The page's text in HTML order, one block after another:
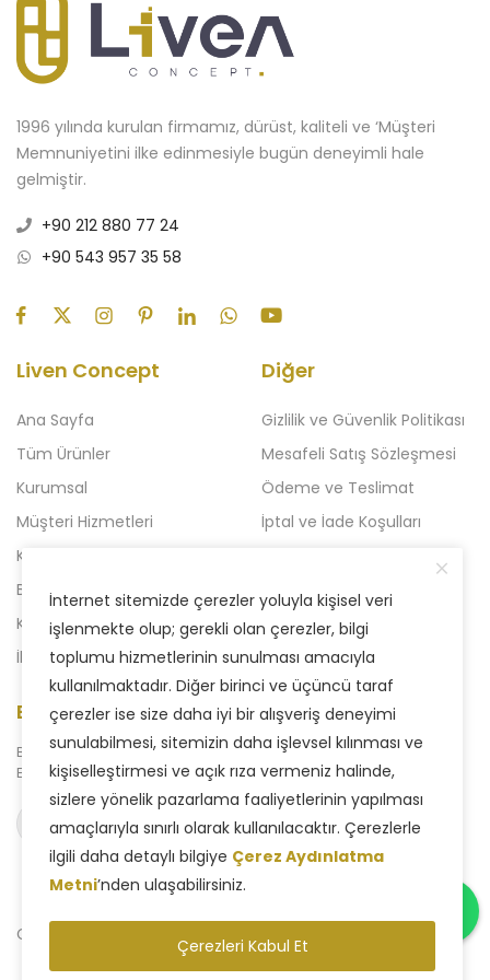
1996 yılında kurulan firmamız, dürüst, kaliteli ve ‘Müşteri
Memnuniyetini ilke edinmesiyle bugün deneyimli hale
gelmiştir.
+90 212 880 77 24
+90 543 957 35 58
Liven Concept
Ana Sayfa
Tüm Ürünler
Kurumsal
Müşteri Hizmetleri
Kampanyalı Ürünler
Blog
Kataloglar
İletişim
Diğer
Gizlilik ve Güvenlik Politikası
Mesafeli Satış Sözleşmesi
Ödeme ve Teslimat
İptal ve İade Koşulları
Liven 2'li Kampanyalar
Yeni Kampanya
E-Bülten Aboneliği
Bizden haberdar olmak için
E-Bülten sistemimize abone olabilirsiniz.
Abone ol
Copyright © 2025 Liven Concept - Tüm Hakları Saklıdır.
İnternet sitemizde çerezler yoluyla kişisel veri
işlenmekte olup; gerekli olan çerezler, bilgi
toplumu hizmetlerinin sunulması amacıyla
kullanılmaktadır. Diğer birinci ve üçüncü taraf
çerezler ise size daha iyi bir alışveriş deneyimi
sunulabilmesi, sitemizin daha işlevsel kılınması ve
kişiselleştirmesi ve açık rıza vermeniz halinde,
sizlere yönelik pazarlama faaliyetlerinin yapılması
amaçlarıyla sınırlı olarak kullanılacaktır. Çerezlerle
ilgili daha detaylı bilgiye Çerez Aydınlatma
Metni’nden ulaşabilirsiniz.
Çerezleri Kabul Et